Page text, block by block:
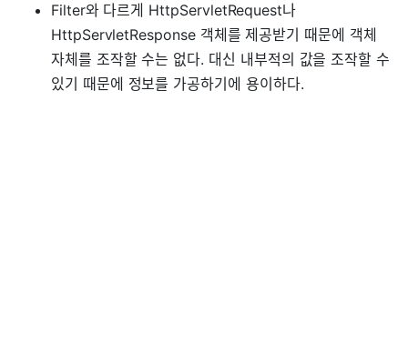
Filter와 다르게 HttpServletRequest나
HttpServletResponse 객체를 제공받기 때문에 객체
자체를 조작할 수는 없다. 대신 내부적의 값을 조작할 수
있기 때문에 정보를 가공하기에 용이하다.